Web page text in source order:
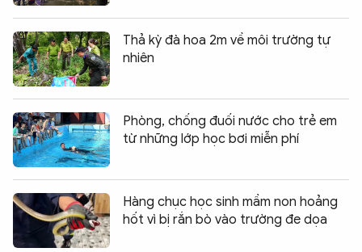
Thả kỳ đà hoa 2m về môi trường tự
nhiên
Phòng, chống đuối nước cho trẻ em
từ những lớp học bơi miễn phí
Hàng chục học sinh mầm non hoảng
hốt vì bị rắn bò vào trường đe dọa